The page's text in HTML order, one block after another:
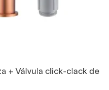
+ Válvula click-clack de